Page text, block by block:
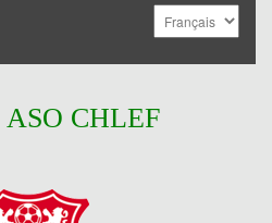
ASO CHLEF